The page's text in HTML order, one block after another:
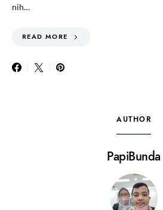
nih…
READ MORE
AUTHOR
PapiBunda